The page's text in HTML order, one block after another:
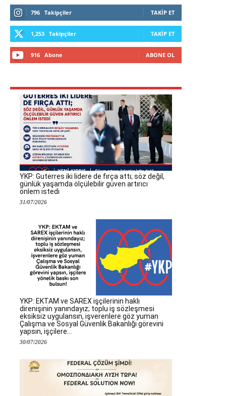
796 Takipçiler TAKIP ET
1,253 Takipçiler TAKIP ET
916 Abone ABONE OL
YKP: Guterres iki lidere de fırça attı; söz değil,
günlük yaşamda ölçülebilir güven artırıcı
önlem istedi
31/07/2026
YKP: EKTAM ve SAREX işçilerinin haklı
direnişinin yanındayız; toplu iş sözleşmesi
eksiksiz uygulansın, işverenlere göz yuman
Çalışma ve Sosyal Güvenlik Bakanlığı görevini
yapsın, işçilere...
30/07/2026